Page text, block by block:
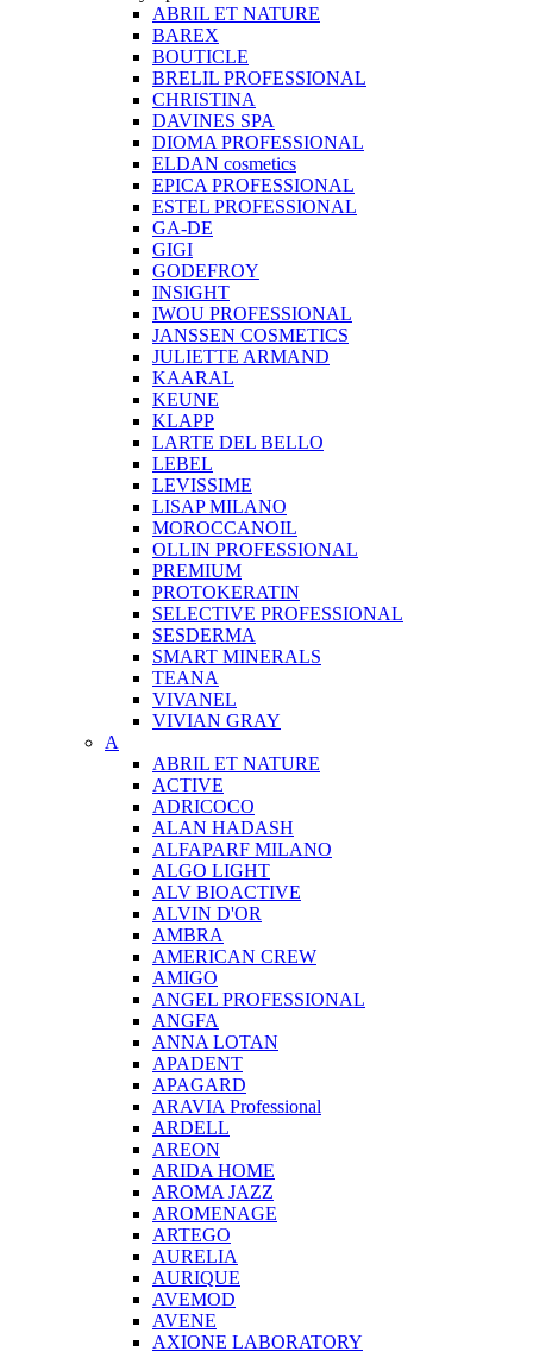
ABRIL ET NATURE
BAREX
BOUTICLE
BRELIL PROFESSIONAL
CHRISTINA
DAVINES SPA
DIOMA PROFESSIONAL
ELDAN cosmetics
EPICA PROFESSIONAL
ESTEL PROFESSIONAL
GA-DE
GIGI
GODEFROY
INSIGHT
IWOU PROFESSIONAL
JANSSEN COSMETICS
JULIETTE ARMAND
KAARAL
KEUNE
KLAPP
LARTE DEL BELLO
LEBEL
LEVISSIME
LISAP MILANO
MOROCCANOIL
OLLIN PROFESSIONAL
PREMIUM
PROTOKERATIN
SELECTIVE PROFESSIONAL
SESDERMA
SMART MINERALS
TEANA
VIVANEL
VIVIAN GRAY
A
ABRIL ET NATURE
ACTIVE
ADRICOCO
ALAN HADASH
ALFAPARF MILANO
ALGO LIGHT
ALV BIOACTIVE
ALVIN D'OR
AMBRA
AMERICAN CREW
AMIGO
ANGEL PROFESSIONAL
ANGFA
ANNA LOTAN
APADENT
APAGARD
ARAVIA Professional
ARDELL
AREON
ARIDA HOME
AROMA JAZZ
AROMENAGE
ARTEGO
AURELIA
AURIQUE
AVEMOD
AVENE
AXIONE LABORATORY